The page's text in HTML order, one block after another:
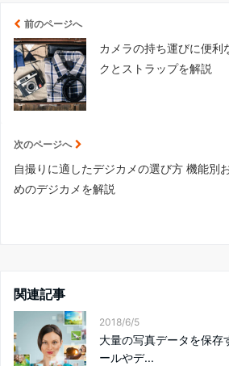
前のページへ
カメラの持ち運びに便利
クとストラップを解説
次のページへ
自撮りに適したデジカメの選び方 機能別
めのデジカメを解説
関連記事
2018/6/5
大量の写真データを保存
ールやデ...